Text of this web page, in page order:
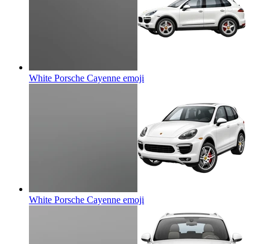
White Porsche Cayenne emoji
White Porsche Cayenne emoji